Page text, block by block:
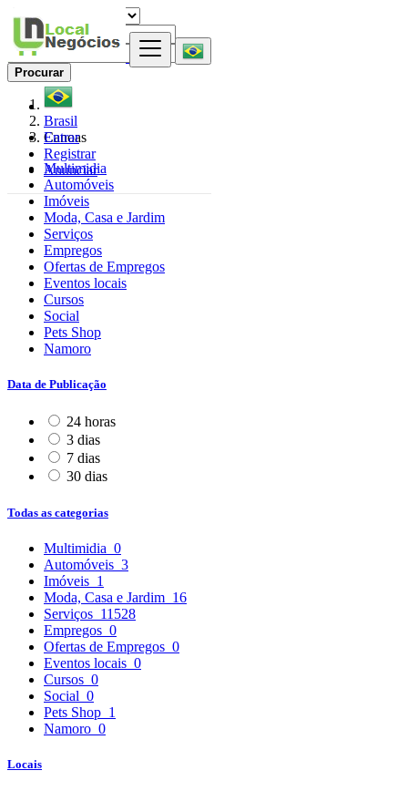
Entrar
Registrar
Anunciar
Procurar
Brasil
Canoas
Multimidia
Automóveis
Imóveis
Moda, Casa e Jardim
Serviços
Empregos
Ofertas de Empregos
Eventos locais
Cursos
Social
Pets Shop
Namoro
Data de Publicação
24 horas
3 dias
7 dias
30 dias
Todas as categorias
Multimidia 0
Automóveis 3
Imóveis 1
Moda, Casa e Jardim 16
Serviços 11528
Empregos 0
Ofertas de Empregos 0
Eventos locais 0
Cursos 0
Social 0
Pets Shop 1
Namoro 0
Locais